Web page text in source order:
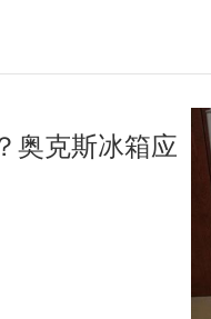
奥克斯冰箱应